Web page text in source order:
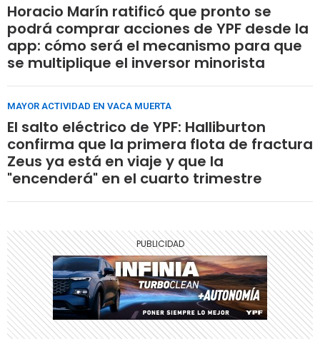
Horacio Marín ratificó que pronto se
podrá comprar acciones de YPF desde la
app: cómo será el mecanismo para que
se multiplique el inversor minorista
MAYOR ACTIVIDAD EN VACA MUERTA
El salto eléctrico de YPF: Halliburton
confirma que la primera flota de fractura
Zeus ya está en viaje y que la
"encenderá" en el cuarto trimestre